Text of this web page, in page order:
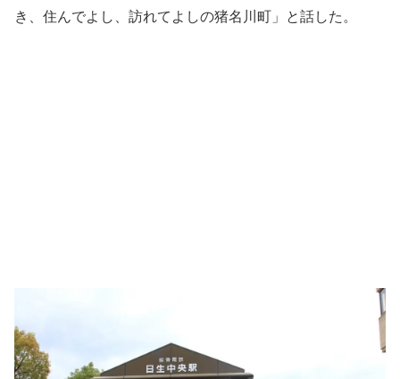
き、住んでよし、訪れてよしの猪名川町」と話した。